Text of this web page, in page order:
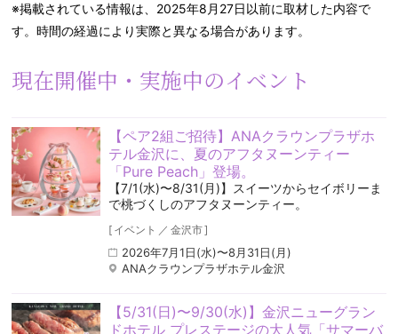
※掲載されている情報は、2025年8月27日以前に取材した内容で
す。時間の経過により実際と異なる場合があります。
現在開催中・実施中のイベント
【ペア2組ご招待】ANAクラウンプラザホ
テル金沢に、夏のアフタヌーンティー
「Pure Peach」登場。
【7/1(水)〜8/31(月)】スイーツからセイボリーま
で桃づくしのアフタヌーンティー。
[ イベント ／ 金沢市]
2026年7月1日(水)〜8月31日(月)
ANAクラウンプラザホテル金沢
【5/31(日)〜9/30(水)】金沢ニューグラン
ドホテル プレステージの大人気「サマーバ